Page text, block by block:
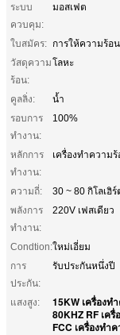
ระบบ
ควบคุม:
มอสเฟต
ใบสมัคร: การให้ความร้อ
วัสดุความ
ร้อน:
โลหะ
คูลลิ่ง:
น้ำ
รอบการ
ทำงาน:
100%
หลักการ
ทำงาน:
เครื่องทำความ
ความถี่:
30 ~ 80 กิโลเฮิ
พลังการ
ทำงาน:
220V เฟสเดียว
Condtion:ใหม่เอี่ยม
การ
ประกัน:
รับประกันหนึ่งปี
แสงสูง: 15KW เครื่องท
80KHZ RF เค
FCC เครื่องทำ